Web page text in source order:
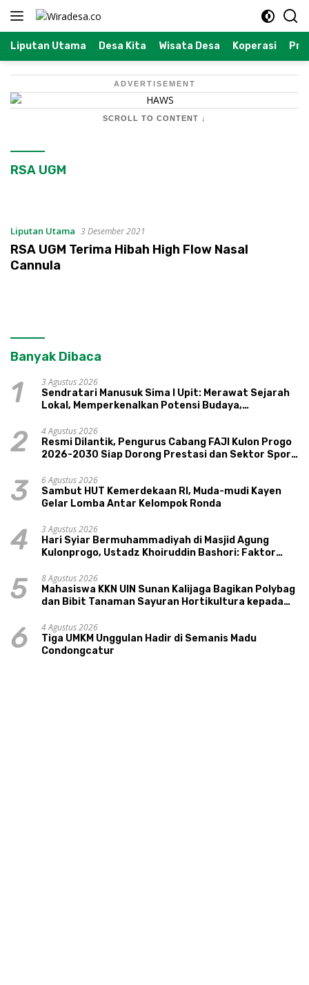
Langsung
Liputan Utama Desa Kita Wisata Desa Koperasi
ADVERTISEMENT
SCROLL TO CONTENT ↓
RSA UGM
Liputan Utama 3 Desember 2021
RSA UGM Terima Hibah High Flow Nasal
Cannula
Banyak Dibaca
1
3 Agustus 2026
Sendratari Manusuk Sima I Upit: Merawat Sejarah
Lokal, Memperkenalkan Potensi Budaya,
2
4 Agustus 2026
Resmi Dilantik, Pengurus Cabang FAJI Kulon Progo
2026-2030 Siap Dorong Prestasi dan Sektor Sport
3
6 Agustus 2026
Sambut HUT Kemerdekaan RI, Muda-mudi Kayen
Gelar Lomba Antar Kelompok Ronda
4
3 Agustus 2026
Hari Syiar Bermuhammadiyah di Masjid Agung
Kulonprogo, Ustadz Khoiruddin Bashori: Faktor
5
8 Agustus 2026
Mahasiswa KKN UIN Sunan Kalijaga Bagikan Polybag
dan Bibit Tanaman Sayuran Hortikultura kepada
6
4 Agustus 2026
Tiga UMKM Unggulan Hadir di Semanis Madu
Condongcatur